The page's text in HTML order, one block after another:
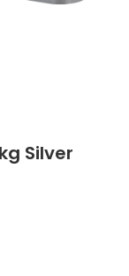
Silver